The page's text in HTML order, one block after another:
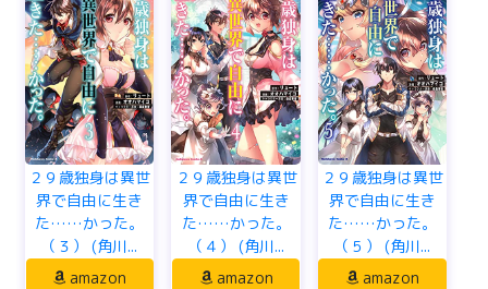
２９歳独身は異世
界で自由に生き
た……かった。
（３） (角川...
amazon
２９歳独身は異世
界で自由に生き
た……かった。
（４） (角川...
amazon
２９歳独身は異世
界で自由に生き
た……かった。
（５） (角川...
amazon